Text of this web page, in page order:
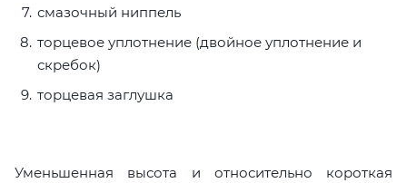
смазочный ниппель
торцевое уплотнение (двойное уплотнение и
скребок)
торцевая заглушка
Уменьшенная высота и относительно короткая